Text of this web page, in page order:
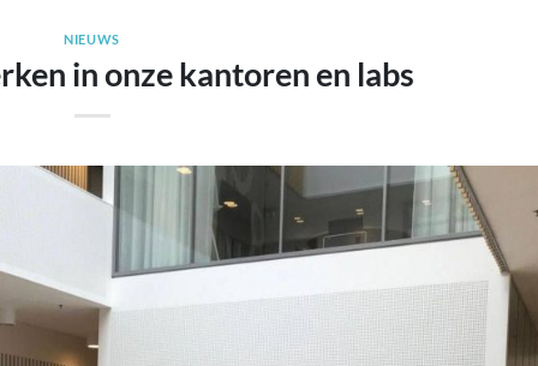
NIEUWS
in onze kantoren en labs